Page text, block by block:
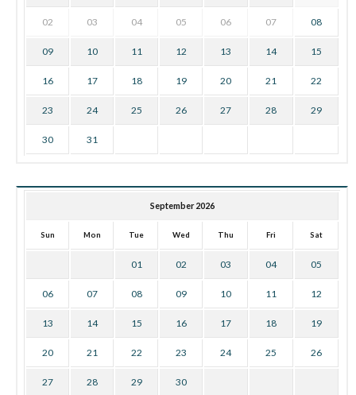
02 03 04 05 06 07 08
09 10 11 12 13 14 15
16 17 18 19 20 21 22
23 24 25 26 27 28 29
30 31
September 2026
Sun Mon Tue Wed Thu Fri Sat
01 02 03 04 05
06 07 08 09 10 11 12
13 14 15 16 17 18 19
20 21 22 23 24 25 26
27 28 29 30